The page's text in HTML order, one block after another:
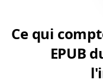
Ce qui
EPUB